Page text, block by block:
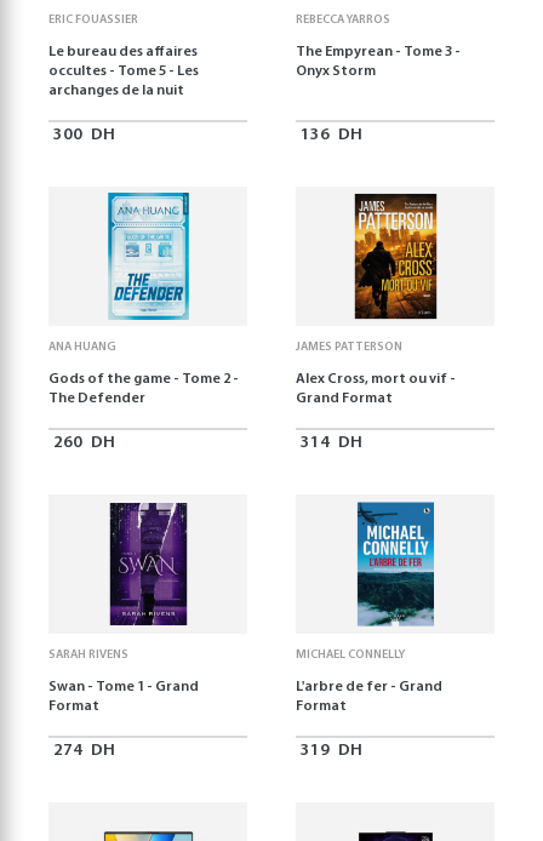
ERIC FOUASSIER
Le bureau des affaires
occultes - Tome 5 - Les
archanges de la nuit
300 DH
REBECCA YARROS
The Empyrean - Tome 3 -
Onyx Storm
136 DH
ANA HUANG
Gods of the game - Tome 2 -
The Defender
260 DH
JAMES PATTERSON
Alex Cross, mort ou vif -
Grand Format
314 DH
SARAH RIVENS
Swan - Tome 1 - Grand
Format
274 DH
MICHAEL CONNELLY
L'arbre de fer - Grand
Format
319 DH